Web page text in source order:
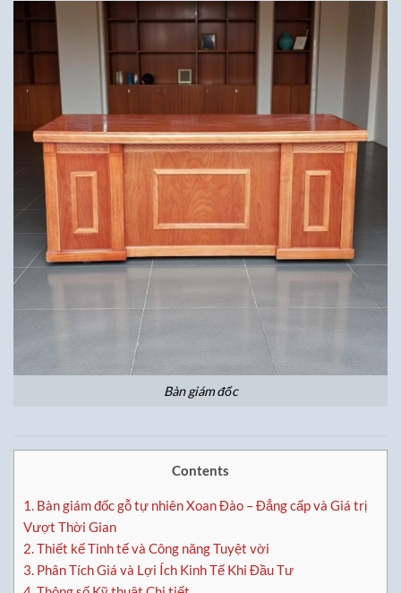
Bàn giám đốc
Contents
1. Bàn giám đốc gỗ tự nhiên Xoan Đào – Đẳng cấp và Giá trị
Vượt Thời Gian
2.Thiết kế Tinh tế và Công năng Tuyệt vời
3. Phân Tích Giá và Lợi Ích Kinh Tế Khi Đầu Tư